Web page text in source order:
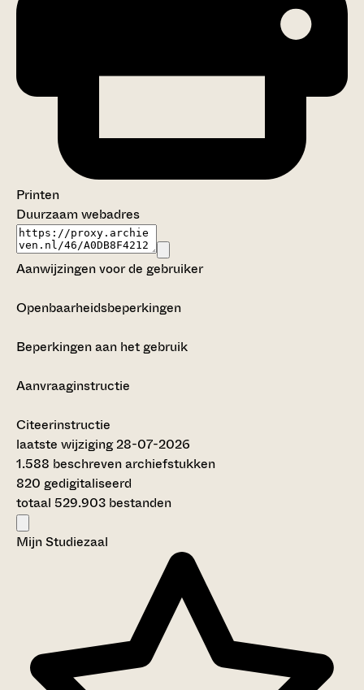
Printen
Duurzaam webadres
Aanwijzingen voor de gebruiker
Openbaarheidsbeperkingen
Beperkingen aan het gebruik
Aanvraaginstructie
Citeerinstructie
laatste wijziging 28-07-2026
1.588 beschreven archiefstukken
820 gedigitaliseerd
totaal 529.903 bestanden
Mijn Studiezaal